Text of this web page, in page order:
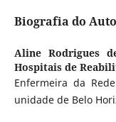
Biografia do
Aline Rodrigues
Hospitais de
Enfermeira da
unidade de Belo